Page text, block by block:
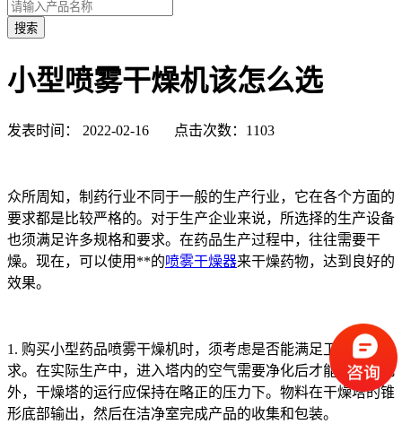
小型喷雾干燥机该怎么选
发表时间： 2022-02-16 点击次数：1103
众所周知，制药行业不同于一般的生产行业，它在各个方面的
要求都是比较严格的。对于生产企业来说，所选择的生产设备
也须满足许多规格和要求。在药品生产过程中，往往需要干
燥。现在，可以使用**的喷雾干燥器来干燥药物，达到良好的
效果。
1. 购买小型药品喷雾干燥机时，须考虑是否能满足卫生质量要
求。在实际生产中，进入塔内的空气需要净化后才能使用。此
外，干燥塔的运行应保持在略正的压力下。物料在干燥塔的锥
形底部输出，然后在洁净室完成产品的收集和包装。